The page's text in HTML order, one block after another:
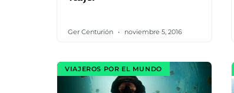
Ger Centurión noviembre 5, 2016
VIAJEROS POR EL MUNDO